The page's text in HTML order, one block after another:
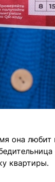
она
квартиры.